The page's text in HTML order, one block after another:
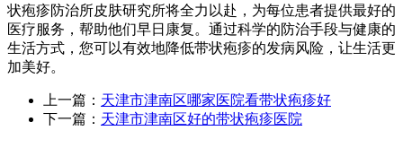
状疱疹防治所皮肤研究所将全力以赴，为每位患者提供最好的
医疗服务，帮助他们早日康复。通过科学的防治手段与健康的
生活方式，您可以有效地降低带状疱疹的发病风险，让生活更
加美好。
上一篇： 天津市津南区哪家医院看带状疱疹好
下一篇： 天津市津南区好的带状疱疹医院